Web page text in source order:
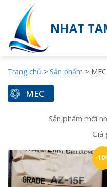
NHAT
Trang chủ > Sản phẩm > MEC
MEC
Sản phẩm mới
Giá
-